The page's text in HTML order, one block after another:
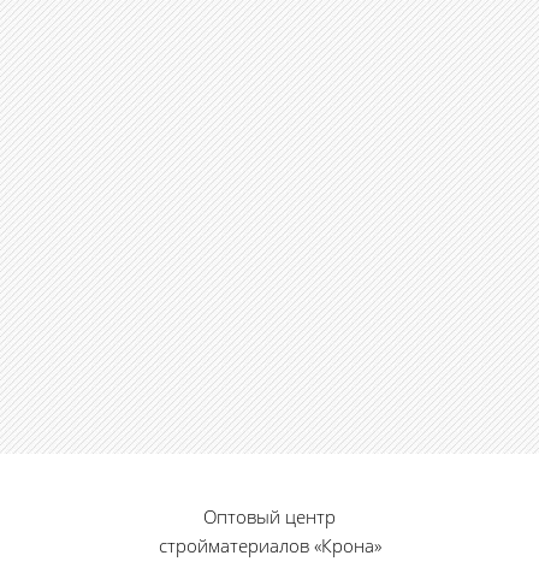
Оптовый центр
стройматериалов «Крона»